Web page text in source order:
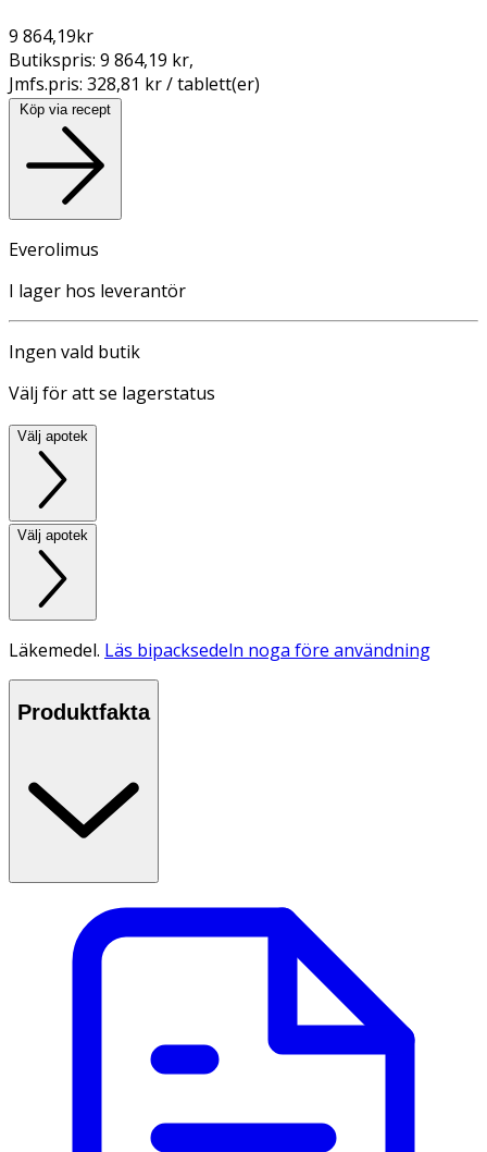
9 864,19kr
Butikspris: 9 864,19 kr,
Jmfs.pris: 328,81 kr / tablett(er)
Köp via recept
Everolimus
I lager hos leverantör
Ingen vald butik
Välj för att se lagerstatus
Välj apotek
Välj apotek
Läkemedel. Läs bipacksedeln noga före användning
Produktfakta